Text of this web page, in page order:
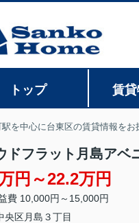
トップ 賃
駅を中心に台東区の賃貸情報を
ドフラット月島アベ
円～22.2万円
費 10,000円～15,000円
央区月島 ３丁目